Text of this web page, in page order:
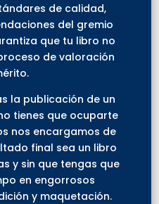
de calidad,
del gremio
que tu libro no
de valoración
la publicación de un
tienes que ocuparte
nos encargamos de
final sea un libro
y sin que tengas que
en engorrosos
y maquetación.